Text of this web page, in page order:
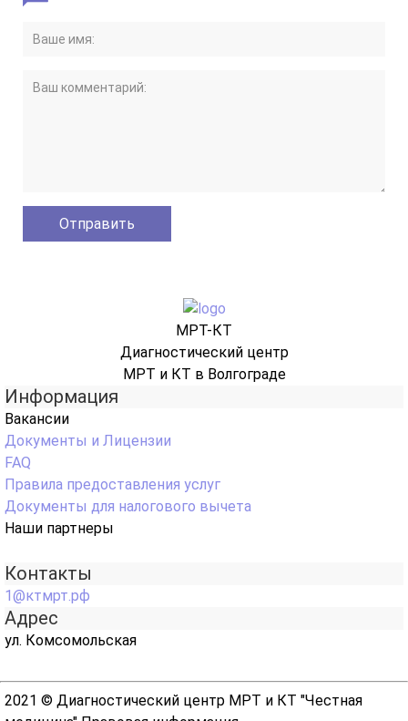
МРТ-КТ
Диагностический центр
МРТ и КТ в Волгограде
Информация
Вакансии
Документы и Лицензии
FAQ
Правила предоставления услуг
Документы для налогового вычета
Наши партнеры
Контакты
1@ктмрт.рф
Адрес
ул. Комсомольская
2021 © Диагностический центр МРТ и КТ "Честная